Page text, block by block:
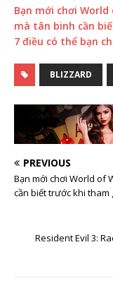
Bạn mới chơi
mà tân binh cần
7 điều có thể bạn
BLIZZARD
PREVIOUS
Bạn mới chơi World of
cần biết trước khi tham
Resident Evil 3: